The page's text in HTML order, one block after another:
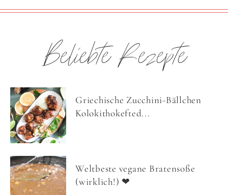
Beliebte Rezepte
Griechische Zucchini-Bällchen
Kolokithokefted...
Weltbeste vegane Bratensoße
(wirklich!) ❤